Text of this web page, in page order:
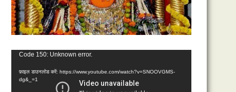
वीडियो
प्लेयर
Code 150: Unknown error.
फ़ाइल डाउनलोड करें: https://www.youtube.com/watch?v=SNOOVGMS-
dg&_=1